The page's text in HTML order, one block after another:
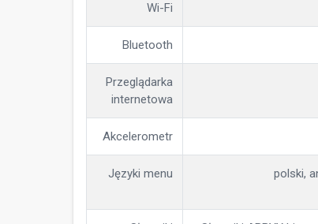
Wi-Fi
Bluetooth
Przeglądarka
internetowa
Akcelerometr
Języki menu polski,